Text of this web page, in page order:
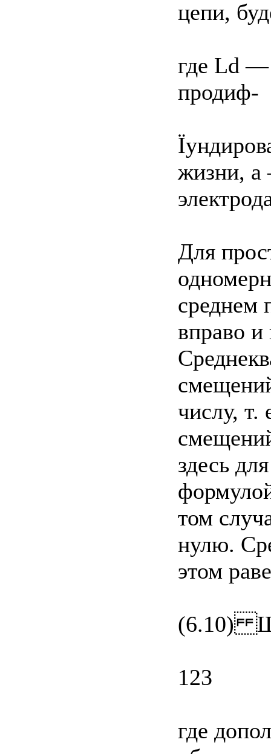
цепи,
где Ld —
продиф-
жизни, а
Для
среднем
вправо и
числу, т.
здесь
том
нулю.
этом
(6.10)
123
где